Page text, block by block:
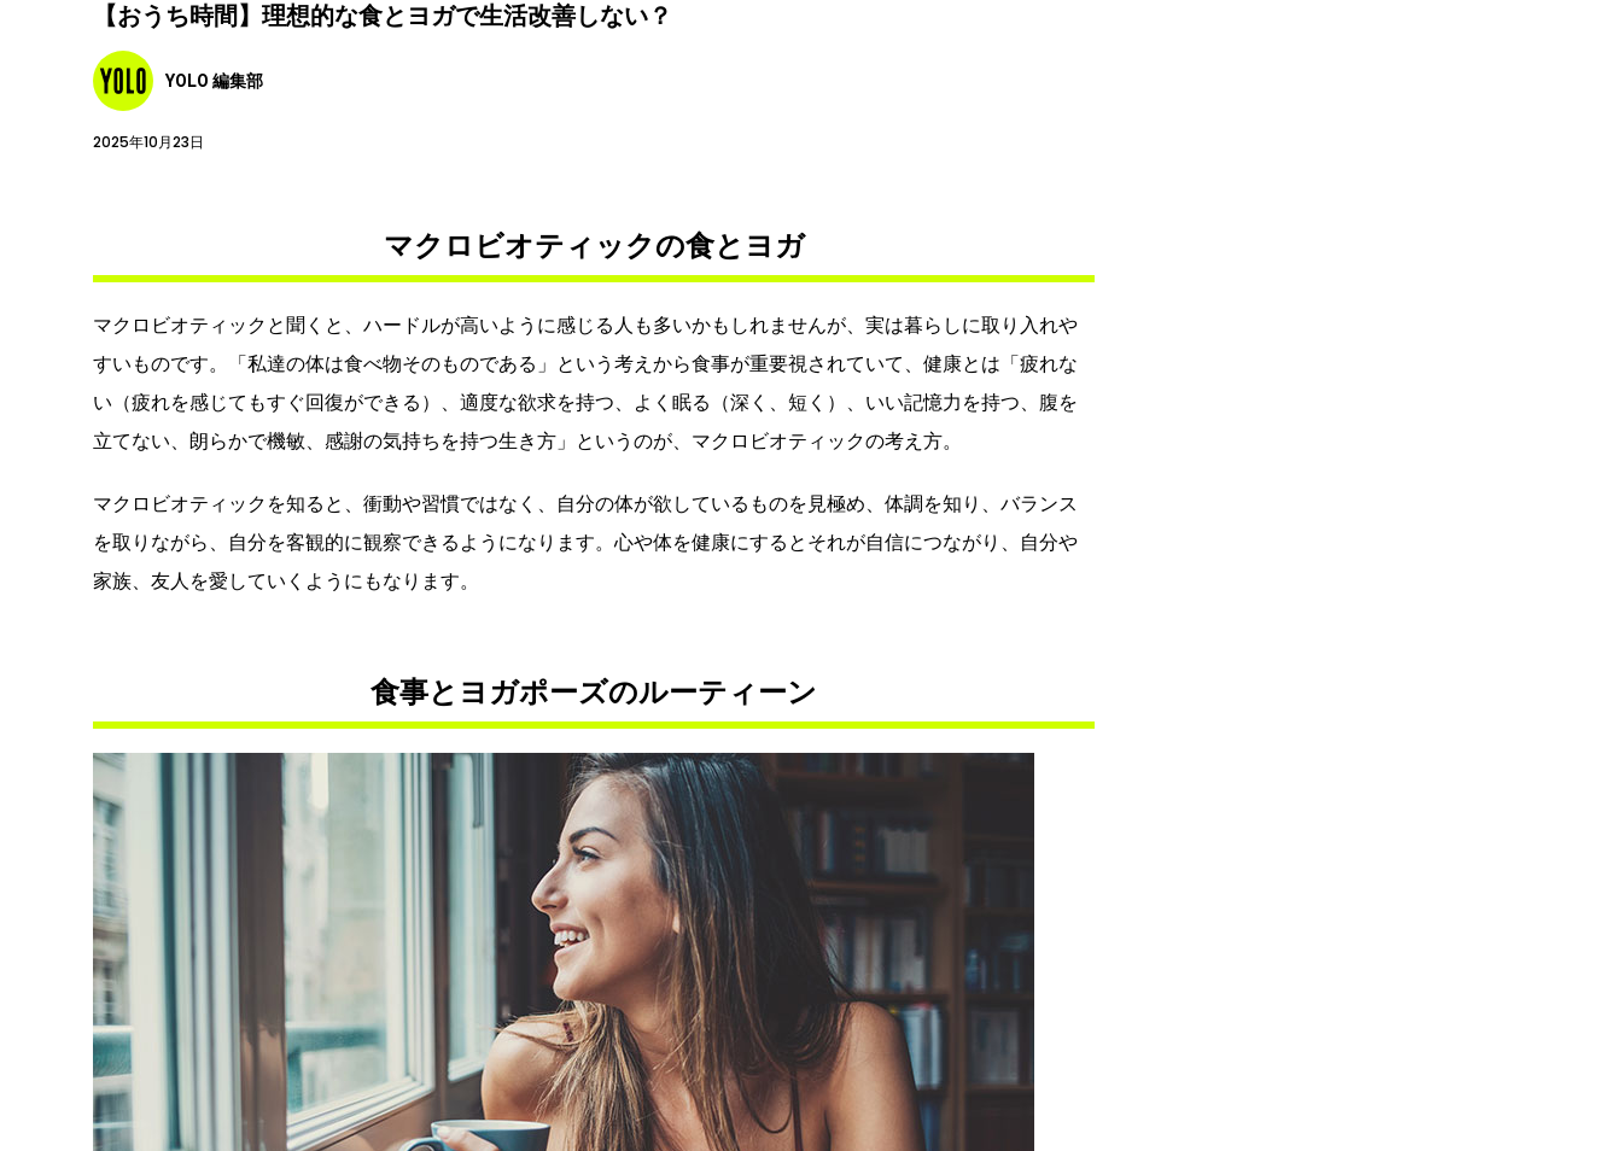
【おうち時間】理想的な食とヨガで生活改善しない？
YOLO 編集部
2025年10月23日
マクロビオティックの食とヨガ
マクロビオティックと聞くと、ハードルが高いように感じる人も多いかもしれませんが、実は暮らしに取り入れや
すいものです。「私達の体は食べ物そのものである」という考えから食事が重要視されていて、健康とは「疲れな
い（疲れを感じてもすぐ回復ができる）、適度な欲求を持つ、よく眠る（深く、短く）、いい記憶力を持つ、腹を
立てない、朗らかで機敏、感謝の気持ちを持つ生き方」というのが、マクロビオティックの考え方。
マクロビオティックを知ると、衝動や習慣ではなく、自分の体が欲しているものを見極め、体調を知り、バランス
を取りながら、自分を客観的に観察できるようになります。心や体を健康にするとそれが自信につながり、自分や
家族、友人を愛していくようにもなります。
食事とヨガポーズのルーティーン